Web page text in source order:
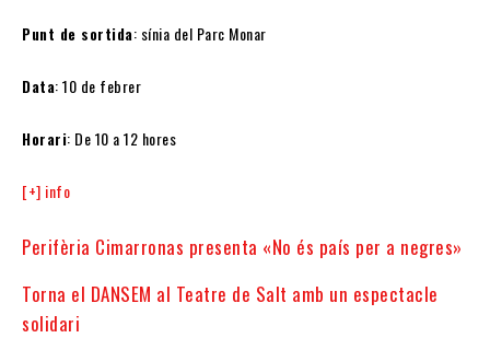
Punt de sortida: sínia del Parc Monar
Data: 10 de febrer
Horari: De 10 a 12 hores
[+] info
Perifèria Cimarronas presenta «No és país per a negres»
Torna el DANSEM al Teatre de Salt amb un espectacle
solidari